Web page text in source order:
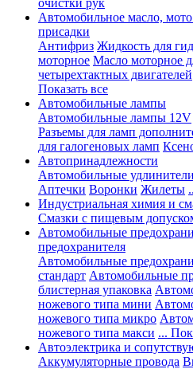
очистки рук
Автомобильное масло,
присадки
Антифриз Жидкость для
моторное Масло моторное
четырехтактных двигателей
Показать все
Автомобильные лампы
Автомобильные лампы 12V
Разъемы для ламп
для галогеновых ламп
Автопринадлежности
Автомобильные удлинители
Аптечки Воронки Жилеты
Индустриальная химия и
Смазки с пищевым
Автомобильные
предохранителя
Автомобильные
стандарт Автомобильные
блистерная упаковка
ножевого типа мини
ножевого типа микро
ножевого типа макси ...
Автоэлектрика и
Аккумуляторные провода